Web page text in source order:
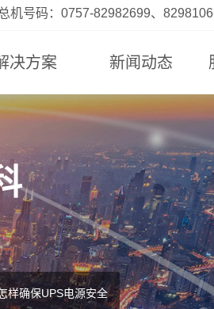
机号码：0757-82982699、
决方案 新闻动态
样确保UPS电源安全